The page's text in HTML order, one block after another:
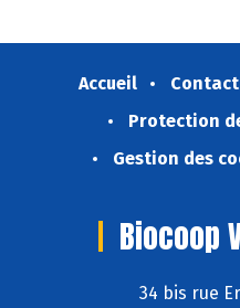
Accueil Contact
Protection
Gestion des
Biocoop
34 bis rue